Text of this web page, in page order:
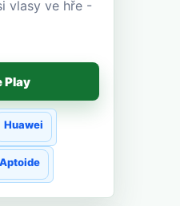
vlasy ve hře -
Play
Huawei
Aptoide